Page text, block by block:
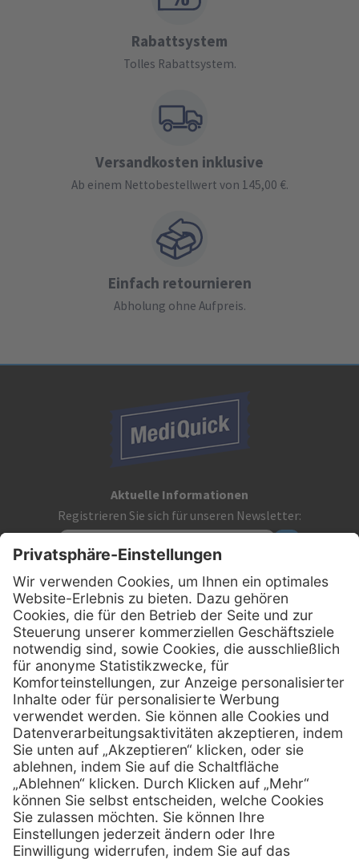
Rabattsystem
Tolles Rabattsystem.
Versandkosten inklusive
Ab einem Nettobestellwert von 145,00 €.
Einfach retournieren
Abholung ohne Aufpreis.
Aktuelle Informationen
Registrieren Sie sich für unseren Newsletter:
Kontakt
MediQuick Arzt- und Krankenhausbedarfshandel GmbH
Hans-Wunderlich-Straße 7
D-49078 Osnabrück
Telefon:0800 - 633 43 66
E-Mail: info @ mediquick.de
Services
Serviceversprechen
Sprechstundenbedarf
Retoure anmelden
Hilfe
FAQs
Kontakt
Lob & Kritik